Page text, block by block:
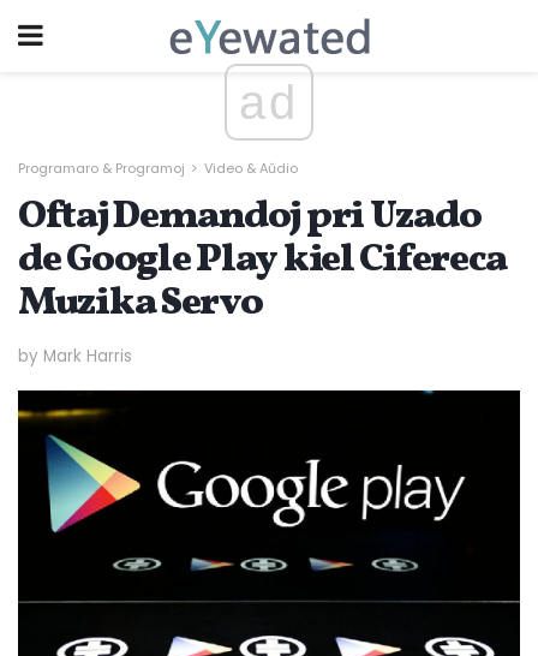
ad
Programaro & Programoj Video & Aŭdio
Oftaj Demandoj pri Uzado
de Google Play kiel Cifereca
Muzika Servo
by Mark Harris